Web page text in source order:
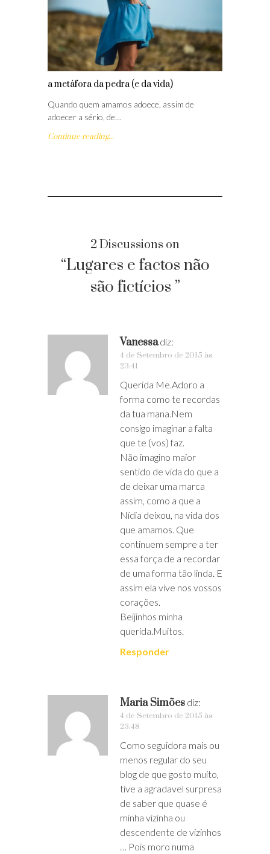
a metáfora da pedra (e da vida)
Quando quem amamos adoece, assim de
adoecer a sério, de…
Continue reading...
2 Discussions on
“Lugares e factos não
são fictícios ”
Vanessa diz:
4 de Setembro de 2015 às
23:41
Querida Me.Adoro a
forma como te recordas
da tua mana.Nem
consigo imaginar a falta
que te (vos) faz.
Não imagino maior
sentido de vida do que a
de deixar uma marca
assim, como a que a
Nídia deixou, na vida dos
que amamos. Que
continuem sempre a ter
essa força de a recordar
de uma forma tão linda. E
assim ela vive nos vossos
corações.
Beijinhos minha
querida.Muitos.
Responder
Maria Simões diz:
4 de Setembro de 2015 às
23:48
Como seguidora mais ou
menos regular do seu
blog de que gosto muito,
tive a agradavel surpresa
de saber que quase é
minha vizinha ou
descendente de vizinhos
… Pois moro numa